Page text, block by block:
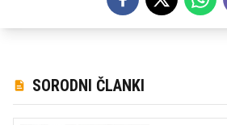
SORODNI ČLANKI